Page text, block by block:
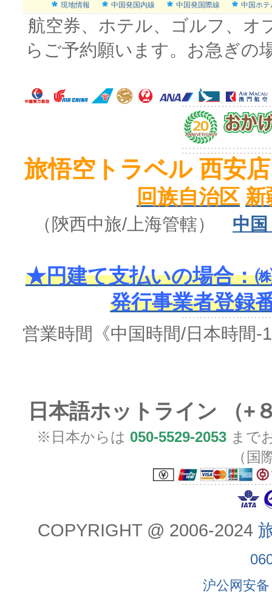
現地情報 中国発国内線 中国発国際線 中国ホテ
航空券、ホテル、ゴルフ、オ
らご予約願います。お急ぎの
旅悟空トラベル 西安店
回族自治区 新
（陝西中旅/上海管轄） 中
★円建て支払いの場合：
発行事業者登録
営業時間 《中国時間/日本時間-
日本語ホットライン （+
※日本からは 050-5529-2053 まで
（国
COPYRIGHT @ 2006-2024
沪公网安